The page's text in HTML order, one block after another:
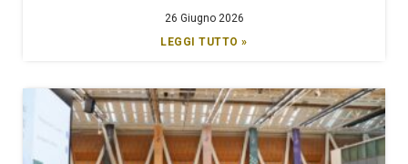
26 Giugno 2026
LEGGI TUTTO »